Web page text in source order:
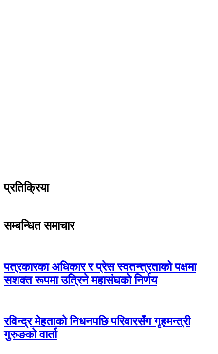
प्रतिक्रिया
सम्बन्धित समाचार
पत्रकारका अधिकार र प्रेस स्वतन्त्रताको पक्षमा
सशक्त रूपमा उत्रिने महासंघको निर्णय
रविन्द्र मेहताको निधनपछि परिवारसँग गृहमन्त्री
गुरुङको वार्ता